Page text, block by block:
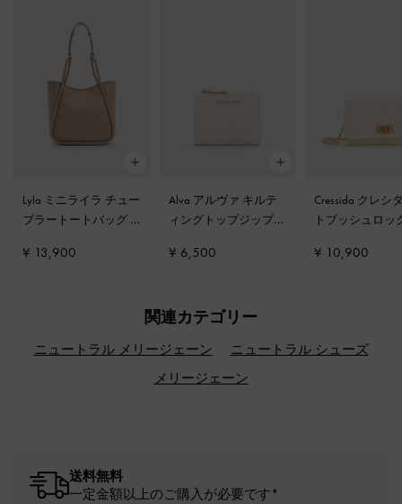
Lyla ミニライラ チュー
ブラートートバッグ -
¥ 13,900
Alva アルヴァ キルテ
ィングトップジップ
クリーム
¥ 6,500
Cressida クレシ
トプッシュロッ
¥ 10,900
関連カテゴリー
ニュートラル メリージェーン
ニュートラル シューズ
メリージェーン
送料無料
一定金額以上のご購入が必要です*